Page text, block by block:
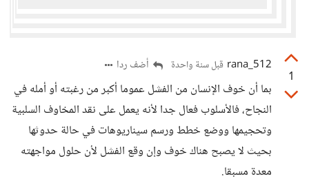
1
rana_512 قبل سنة واحدة أضف ردا
بما أن خوف الإنسان من الفشل عموما أكبر من رغبته أو أمله في
النجاح، فالأسلوب فعال جدا لأنه يعمل على نقد المخاوف السلبية
وتحجيمها ووضع خطط ورسم سيناريوهات في حالة حدوثها
بحيث لا يصبح هناك خوف وإن وقع الفشل لأن حلول مواجهته
معدة مسبقا.